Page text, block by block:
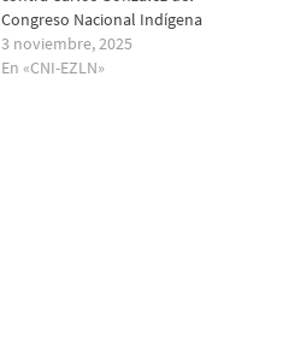
Congreso Nacional Indígena
3 noviembre, 2025
En «CNI-EZLN»